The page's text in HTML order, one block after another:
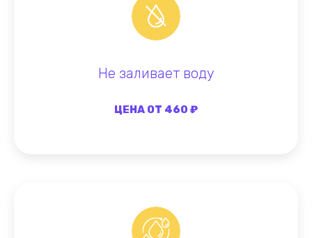
Не заливает воду
ЦЕНА ОТ 460 ₽